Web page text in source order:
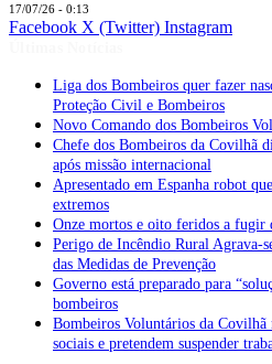
17/07/26 - 0:13
Facebook X (Twitter) Instagram
Liga dos Bombeiros quer fazer
Proteção Civil e Bombeiros
Novo Comando dos Bombeiros
Chefe dos Bombeiros da Covilhã
após missão internacional
Apresentado em Espanha robot
extremos
Onze mortos e oito feridos a fugir
Perigo de Incêndio Rural Agrava-
das Medidas de Prevenção
Governo está preparado para
bombeiros
Bombeiros Voluntários da Covilhã
sociais e pretendem suspender